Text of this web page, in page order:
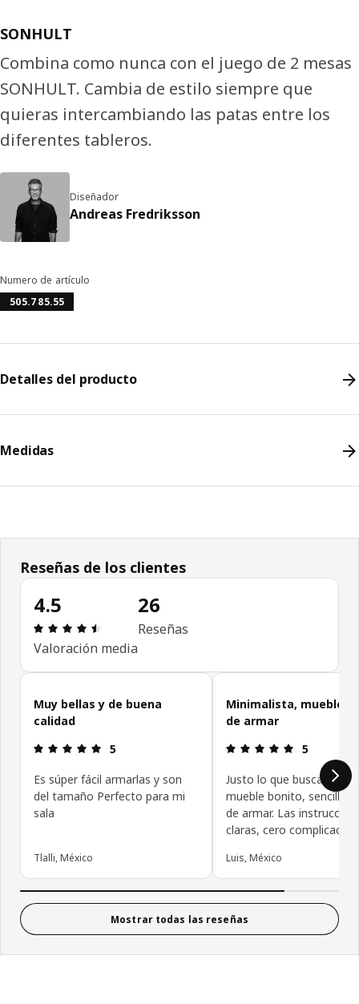
SONHULT
Combina como nunca con el juego de 2 mesas
SONHULT. Cambia de estilo siempre que
quieras intercambiando las patas entre los
diferentes tableros.
Diseñador
Andreas Fredriksson
Numero de artículo
505.785.55
Detalles del producto
Medidas
Reseñas de los clientes
4.5
Revisión: 4.5 fuera de 5 estrellas. Revisiones
Valoración media
26
Reseñas
Omitir reseñas de clientes
Muy bellas y de buena
calidad
Revisión: 5 fuera de 5 estrellas.
5
Es súper fácil armarlas y son
del tamaño Perfecto para mi
sala
Tlalli, México
Minimalista, mueble
de armar
Revisión:
5
Justo lo que buscaba, un
mueble bonito, sencillo y
de armar. Las
claras, cero
Luis, México
Mostrar todas las reseñas